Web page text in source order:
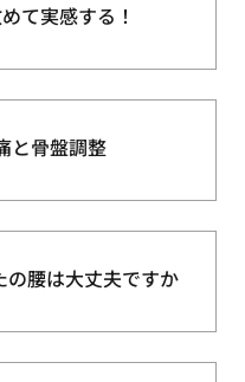
て実感する！
と骨盤調整
腰は大丈夫ですか